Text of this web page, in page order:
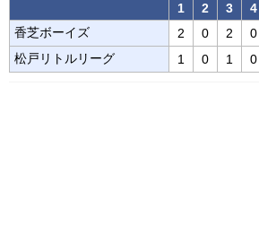
1 2 3 4
香芝ボーイズ
2 0 2 0
松戸リトルリーグ
1 0 1 0